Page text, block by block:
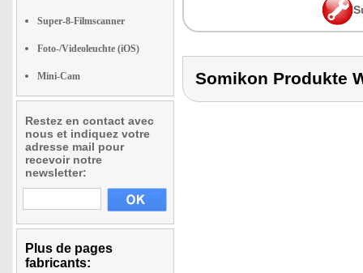
Super-8-Filmscanner
Foto-/Videoleuchte (iOS)
Mini-Cam
Restez en contact avec
nous et indiquez votre
adresse mail pour
recevoir notre
newsletter:
Plus de pages
fabricants:
Somikon Produkte